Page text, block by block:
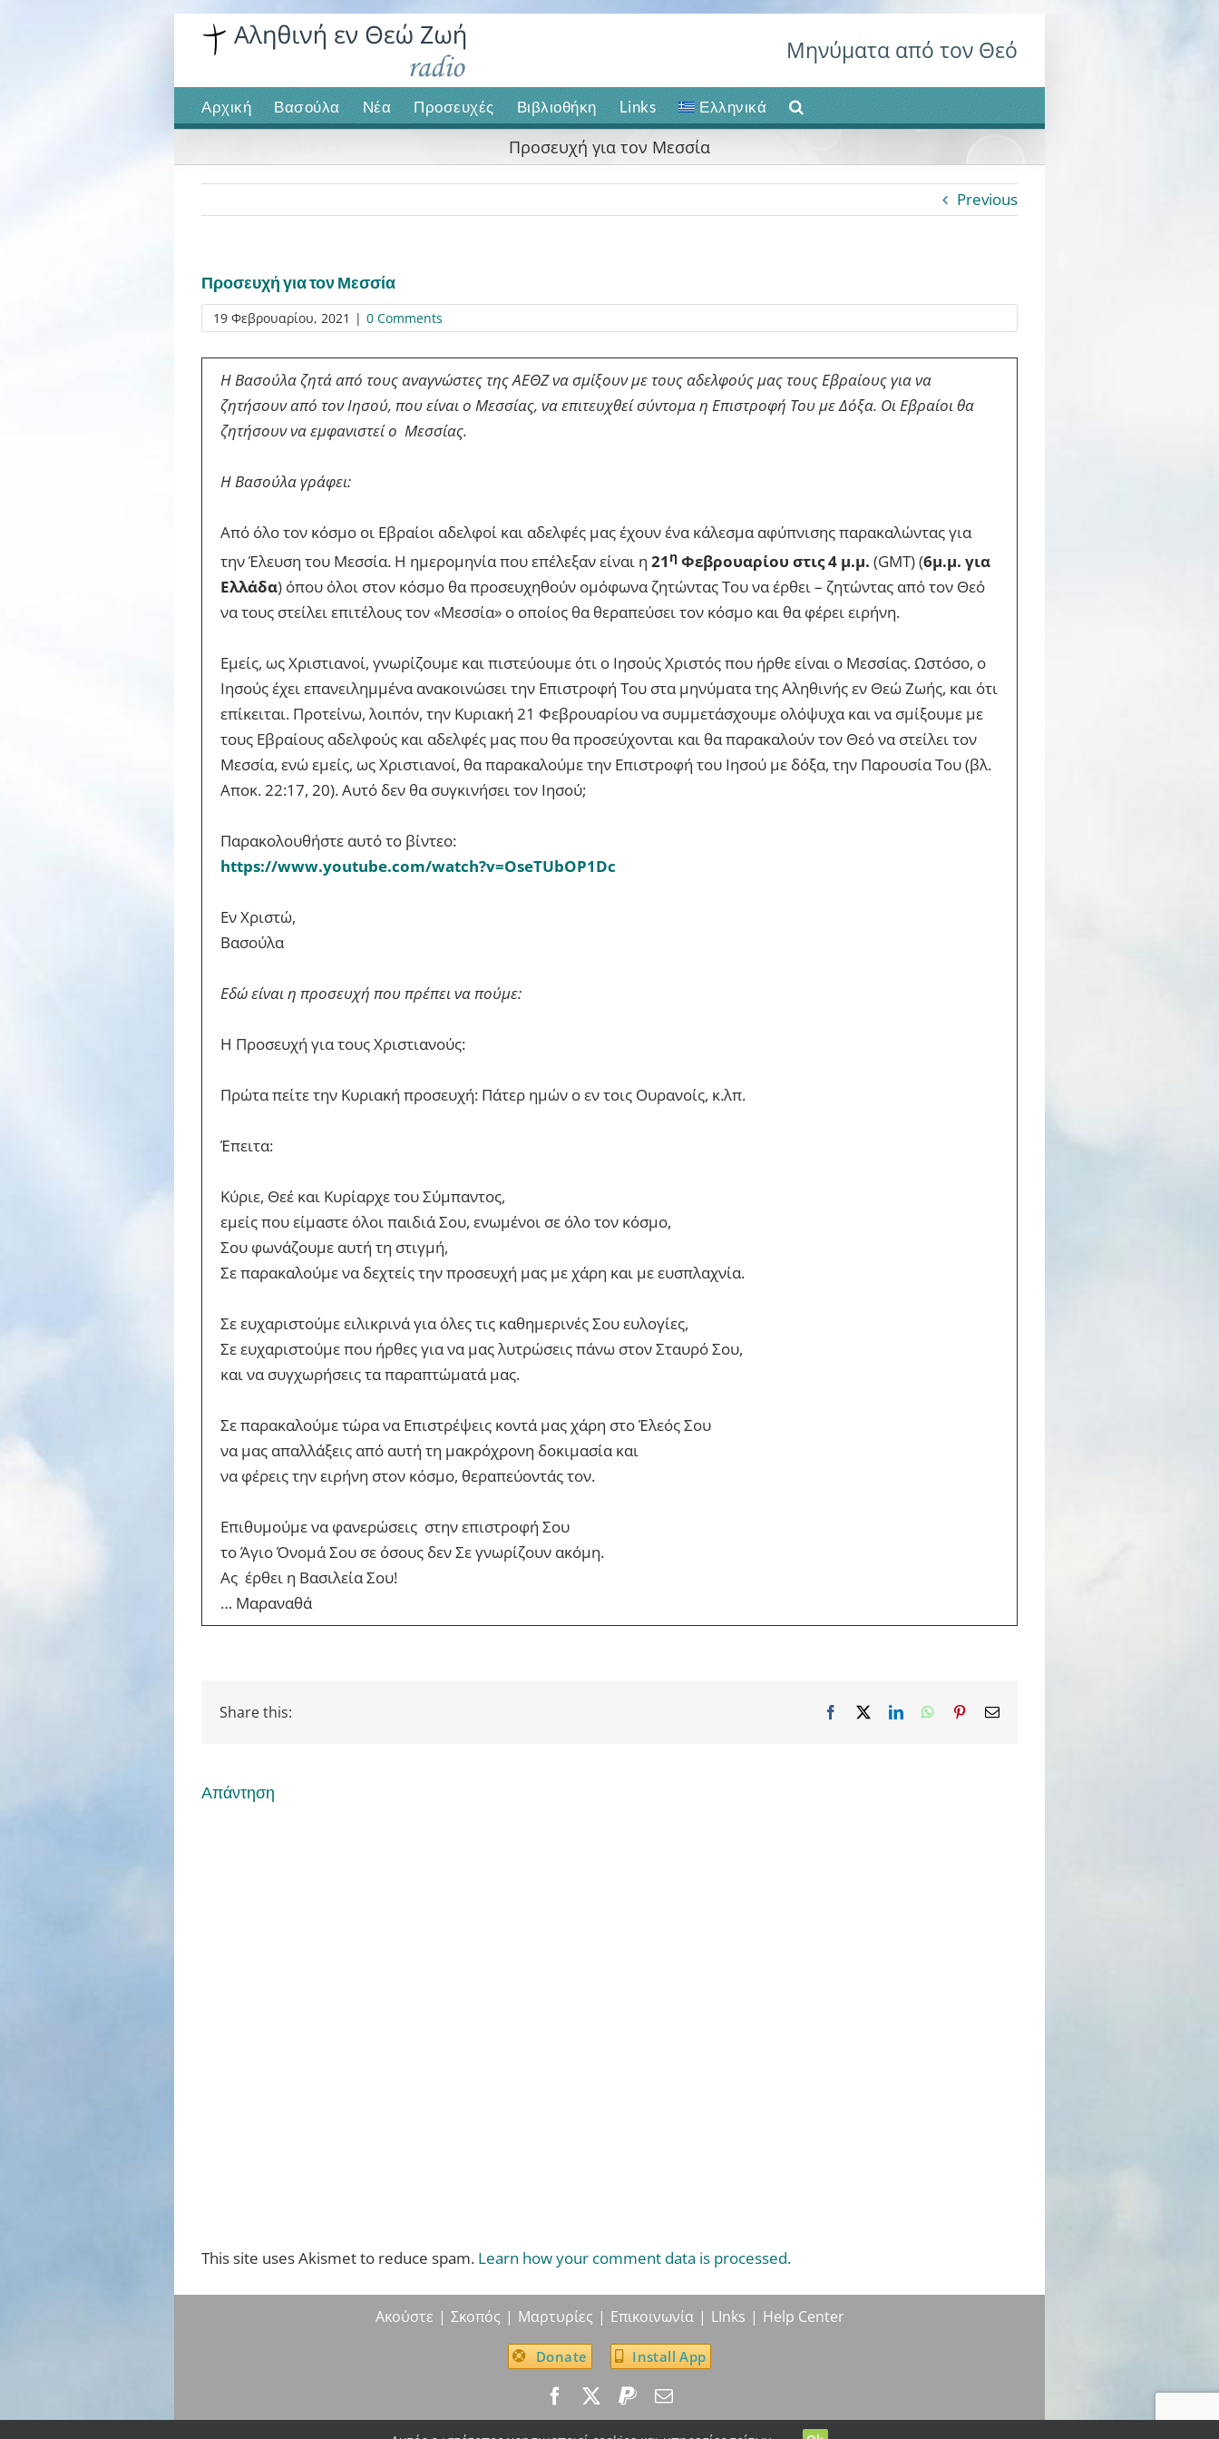
Μηνύματα από τον Θεό
Αρχική Βασούλα Νέα Προσευχές Βιβλιοθήκη Links Ελληνικά
Προσευχή για τον Μεσσία
Previous
Προσευχή για τον Μεσσία
19 Φεβρουαρίου, 2021 | 0 Comments
Η Βασούλα ζητά από τους αναγνώστες της ΑΕΘΖ να σμίξουν με τους αδελφούς μας τους Εβραίους για να
ζητήσουν από τον Ιησού, που είναι ο Μεσσίας, να επιτευχθεί σύντομα η Επιστροφή Του με Δόξα. Οι Εβραίοι θα
ζητήσουν να εμφανιστεί ο Μεσσίας.
Η Βασούλα γράφει:
Από όλο τον κόσμο οι Εβραίοι αδελφοί και αδελφές μας έχουν ένα κάλεσμα αφύπνισης παρακαλώντας για
την Έλευση του Μεσσία. Η ημερομηνία που επέλεξαν είναι η 21 η Φεβρουαρίου στις 4 μ.μ. (GMT) (6μ.μ. για
Ελλάδα) όπου όλοι στον κόσμο θα προσευχηθούν ομόφωνα ζητώντας Του να έρθει – ζητώντας από τον Θεό
να τους στείλει επιτέλους τον «Μεσσία» ο οποίος θα θεραπεύσει τον κόσμο και θα φέρει ειρήνη.
Εμείς, ως Χριστιανοί, γνωρίζουμε και πιστεύουμε ότι ο Ιησούς Χριστός που ήρθε είναι ο Μεσσίας. Ωστόσο, ο
Ιησούς έχει επανειλημμένα ανακοινώσει την Επιστροφή Του στα μηνύματα της Αληθινής εν Θεώ Ζωής, και ότι
επίκειται. Προτείνω, λοιπόν, την Κυριακή 21 Φεβρουαρίου να συμμετάσχουμε ολόψυχα και να σμίξουμε με
τους Εβραίους αδελφούς και αδελφές μας που θα προσεύχονται και θα παρακαλούν τον Θεό να στείλει τον
Μεσσία, ενώ εμείς, ως Χριστιανοί, θα παρακαλούμε την Επιστροφή του Ιησού με δόξα, την Παρουσία Του (βλ.
Αποκ. 22:17, 20). Αυτό δεν θα συγκινήσει τον Ιησού;
Παρακολουθήστε αυτό το βίντεο:
https://www.youtube.com/watch?v=OseTUbOP1Dc
Εν Χριστώ,
Βασούλα
Εδώ είναι η προσευχή που πρέπει να πούμε:
Η Προσευχή για τους Χριστιανούς:
Πρώτα πείτε την Κυριακή προσευχή: Πάτερ ημών ο εν τοις Ουρανοίς, κ.λπ.
Έπειτα:
Κύριε, Θεέ και Κυρίαρχε του Σύμπαντος,
εμείς που είμαστε όλοι παιδιά Σου, ενωμένοι σε όλο τον κόσμο,
Σου φωνάζουμε αυτή τη στιγμή,
Σε παρακαλούμε να δεχτείς την προσευχή μας με χάρη και με ευσπλαχνία.
Σε ευχαριστούμε ειλικρινά για όλες τις καθημερινές Σου ευλογίες,
Σε ευχαριστούμε που ήρθες για να μας λυτρώσεις πάνω στον Σταυρό Σου,
και να συγχωρήσεις τα παραπτώματά μας.
Σε παρακαλούμε τώρα να Επιστρέψεις κοντά μας χάρη στο Έλεός Σου
να μας απαλλάξεις από αυτή τη μακρόχρονη δοκιμασία και
να φέρεις την ειρήνη στον κόσμο, θεραπεύοντάς τον.
Επιθυμούμε να φανερώσεις στην επιστροφή Σου
το Άγιο Όνομά Σου σε όσους δεν Σε γνωρίζουν ακόμη.
Ας έρθει η Βασιλεία Σου!
… Μαραναθά
Share this: Facebook LinkedInWhatsApp
PinterestEmail
Απάντηση
This site uses Akismet to reduce spam. Learn how your comment data is processed.
Ακούστε Σκοπός Μαρτυρίες Επικοινωνία LInks Help Center
Donate Install App
© True Life In God Radio, 2004 - | All Rights Reserved